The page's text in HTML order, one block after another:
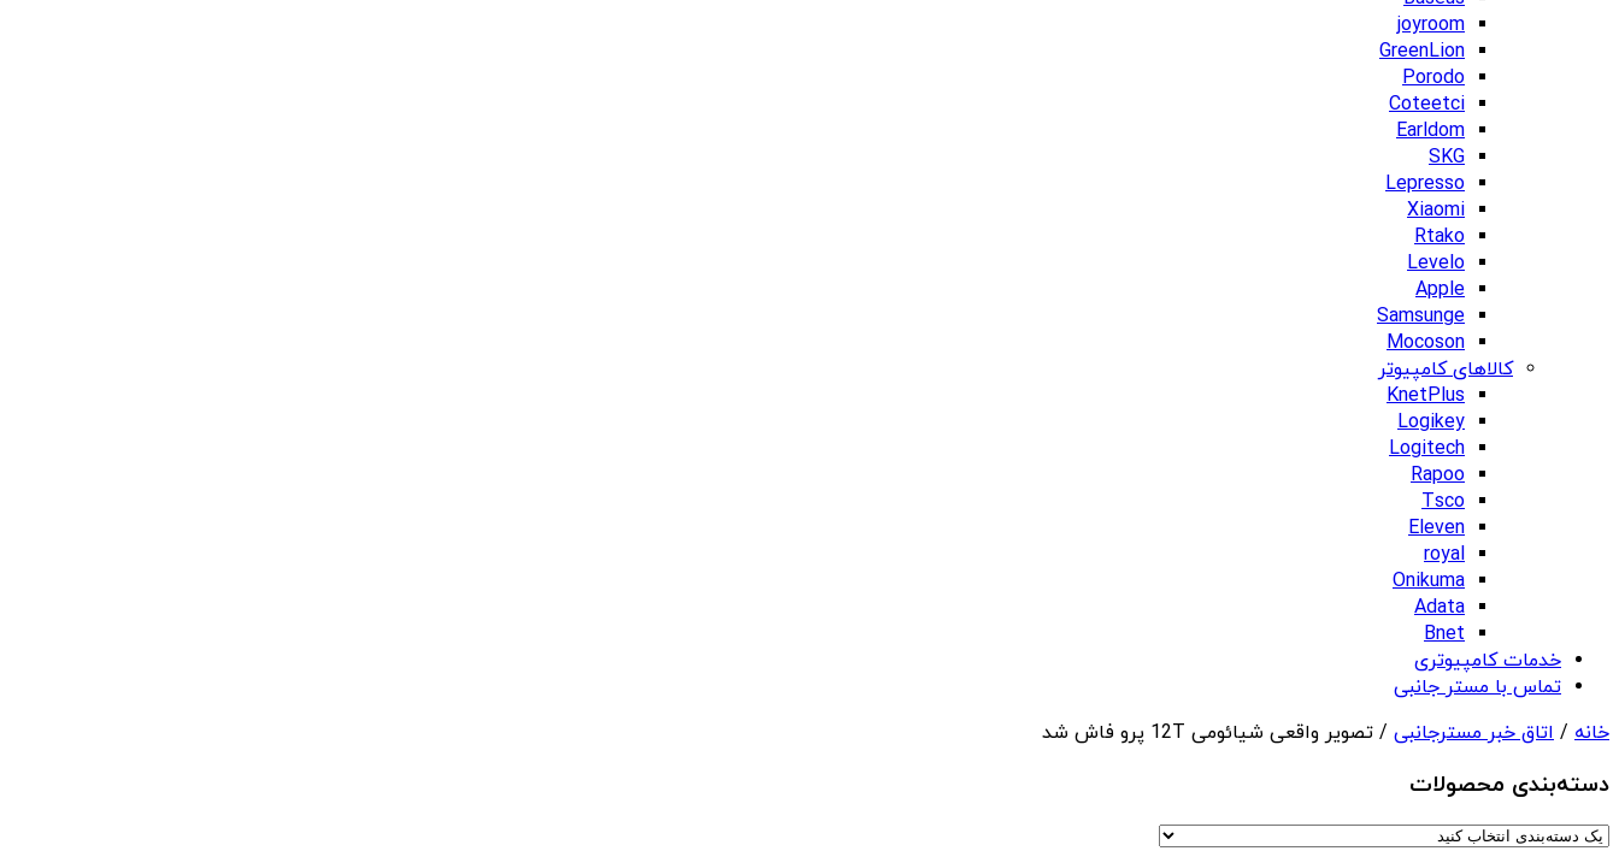
joyroom
GreenLion
Porodo
Coteetci
Earldom
SKG
Lepresso
Xiaomi
Rtako
Levelo
Apple
Samsunge
Mocoson
کالاهای کامپیوتر
KnetPlus
Logikey
Logitech
Rapoo
Tsco
Eleven
royal
Onikuma
Adata
Bnet
خدمات کامپیوتری
تماس با مستر جانبی
خانه / اتاق خبر مسترجانبی / تصویر واقعی شیائومی 12T پرو فاش شد
دسته‌بندی‌ محصولات